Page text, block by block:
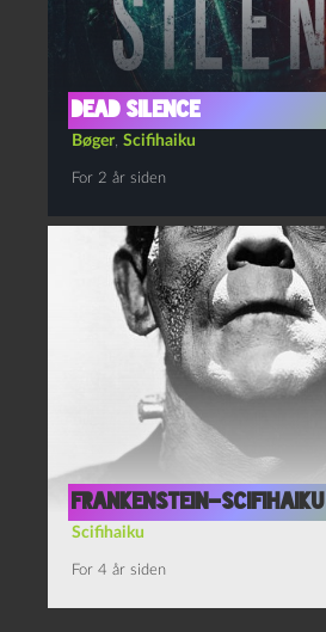
Dead Silence
Bøger, Scifihaiku
For 2 år siden
Frankenstein-scifihaiku
Scifihaiku
For 4 år siden